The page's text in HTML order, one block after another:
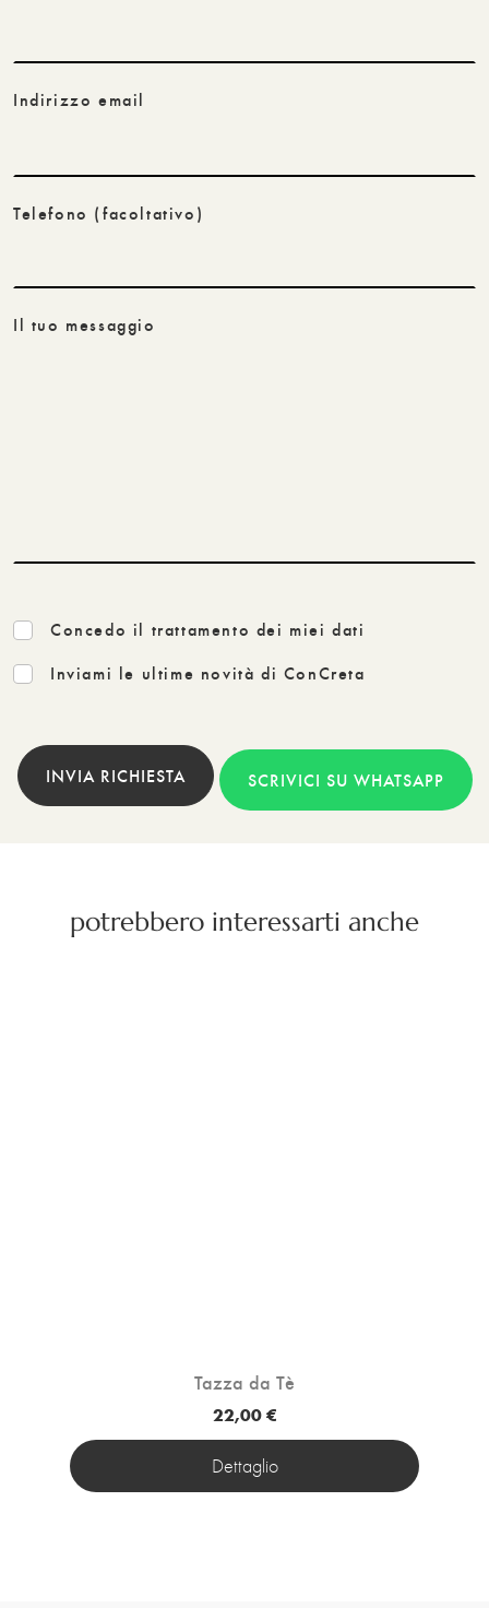
Indirizzo email
Telefono (facoltativo)
Il tuo messaggio
Concedo il trattamento dei miei dati
Inviami le ultime novità di ConCreta
INVIA RICHIESTA SCRIVICI SU WHATSAPP
potrebbero interessarti anche
Tazza da Tè
22,00 €
Dettaglio